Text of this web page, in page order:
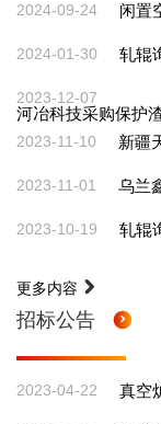
2024-09-24 闲置
2024-01-30 轧辊
2023-12-07
河冶科技采购保护
2023-11-10 新疆
2023-11-01 乌兰
2023-10-19 轧辊
更多内容
招标公告
2023-04-22 真空